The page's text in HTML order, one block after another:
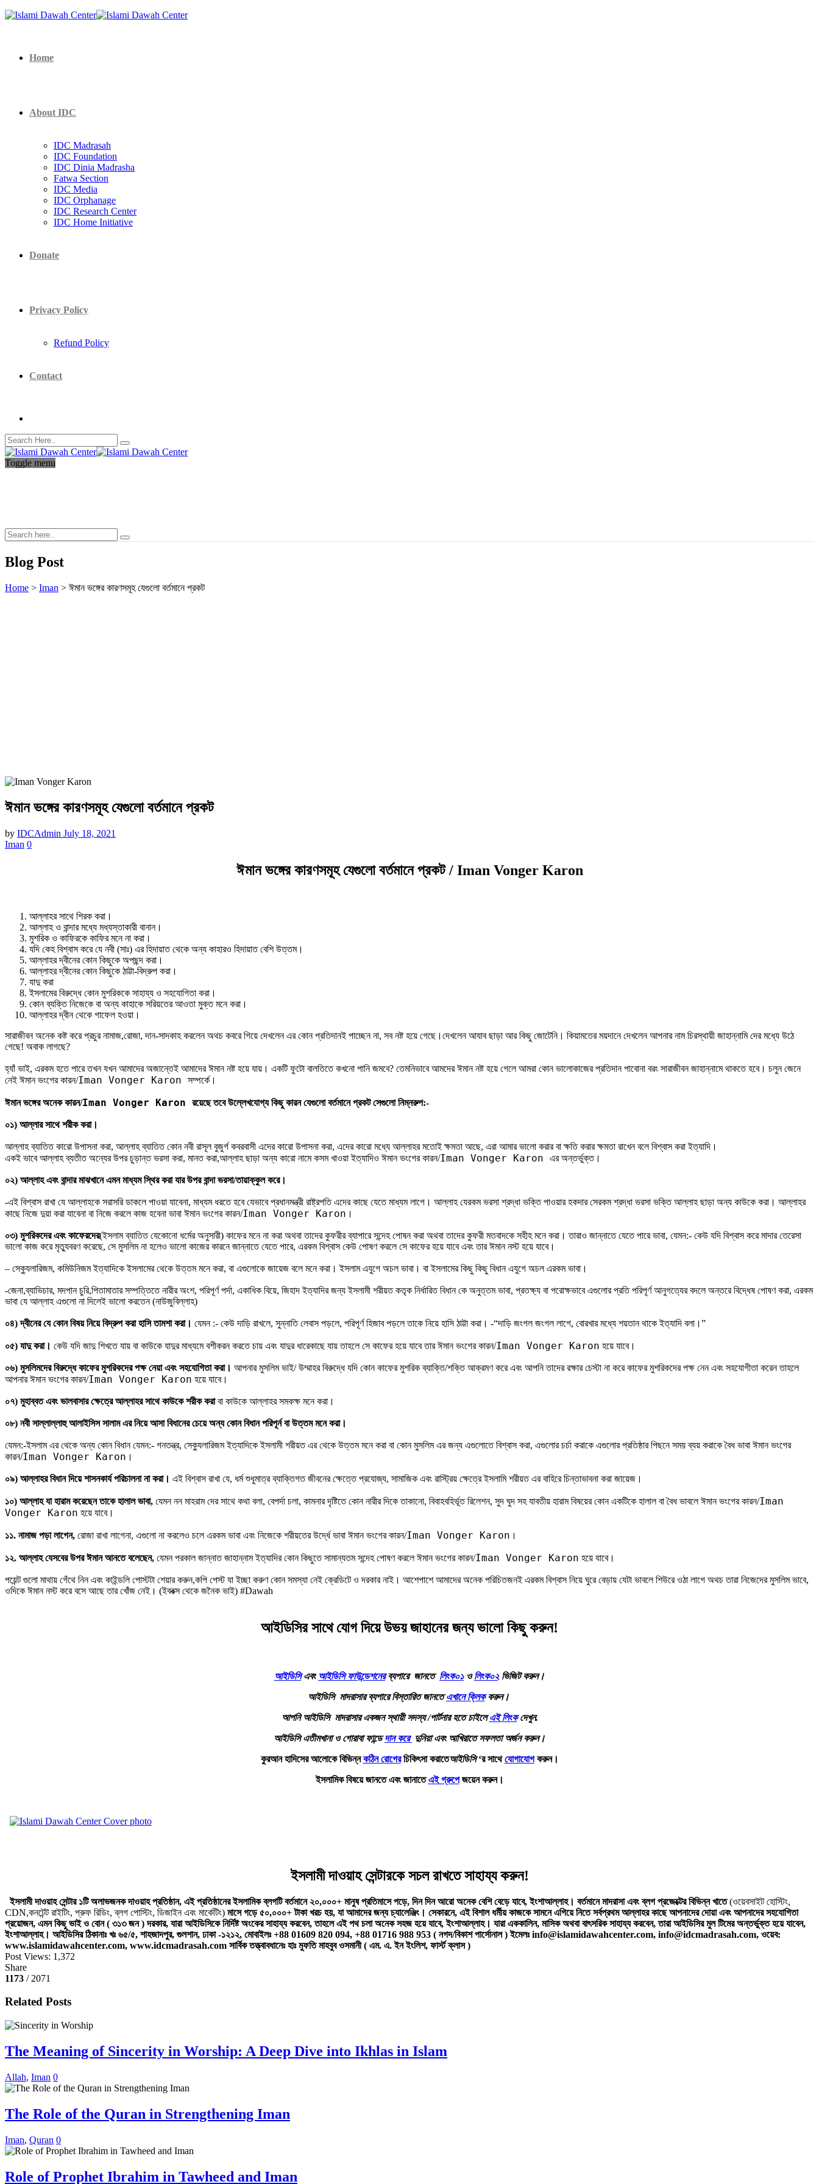
Home
About IDC
IDC Madrasah
IDC Foundation
IDC Dinia Madrasha
Fatwa Section
IDC Media
IDC Orphanage
IDC Research Center
IDC Home Initiative
Donate
Privacy Policy
Refund Policy
Contact
Toggle menu
Blog Post
Home > Iman > ঈমান ভঙ্গের কারণসমূহ যেগুলো বর্তমানে প্রকট
ঈমান ভঙ্গের কারণসমূহ যেগুলো বর্তমানে প্রকট
by IDCAdmin July 18, 2021
Iman 0
ঈমান ভঙ্গের কারণসমূহ যেগুলো বর্তমানে প্রকট / Iman Vonger Karon
আল্লাহর সাথে শিরক করা।
আল্লাহ ও বান্দার মধ্যে মধ্যস্তাকারী বানান।
মুশরিক ও কাফিরকে কাফির মনে না করা।
যদি কেহ বিশ্বাস করে যে নবী (সাঃ) এর হিদায়াত থেকে অন্য কাহারও হিদায়াত বেশি উত্তম।
আল্লাহর দ্বীনের কোন কিছুকে অপছন্দ করা।
আল্লাহর দ্বীনের কোন কিছুকে ঠাট্টা-বিদ্রুপ করা।
যাদু করা
ইসলামের বিরুদ্ধে কোন মুশরিককে সাহায্য ও সহযোগিতা করা।
কোন ব্যক্তি নিজেকে বা অন্য কাহাকে সরিয়তের আওতা মুক্ত মনে করা।
আল্লাহর দ্বীন থেকে গাফেল হওয়া।
সারাজীবন অনেক কষ্ট করে প্রচুর নামাজ,রোজা, দান-সাদকাহ করলেন অথচ কবরে গিয়ে দেখলেন এর কোন প্রতিদানই পাচ্ছেন না, সব নষ্ট হয়ে গেছে।দেখলেন আযাব ছাড়া আর কিছু জোটেনি। কিয়ামতের ময়দানে দেখলেন আপনার নাম চিরস্থায়ী জাহান্নামি দের মধ্যে উঠে
গেছে! অবাক লাগছে?
হ্যাঁ ভাই, এরকম হতে পারে তখন যখন আমাদের অজান্তেই আমাদের ঈমান নষ্ট হয়ে যায়। একটি ফুটো বালতিতে কখনো পানি জমবে? তেমনিভাবে আমদের ঈমান নষ্ট হয়ে গেলে আমরা কোন ভালোকাজের প্রতিদান পাবোনা বরং সারাজীবন জাহান্নামে থাকতে হবে। চলুন জেনে
নেই ঈমান ভংগের কারন/Iman Vonger Karon সম্পর্কে।
ঈমান ভঙ্গের অনেক কারন/Iman Vonger Karon রয়েছে তবে উল্লেখযোগ্য কিছু কারন যেগুলো বর্তমানে প্রকট সেগুলো নিম্নরুপ:-
০১) আল্লার সাথে শরীক করা।
আল্লাহ ব্যাতিত কারো উপাসনা করা, আল্লাহ ব্যাতিত কোন নবী রাসূল বুজুর্গ কবরবাসী এদের কারো উপাসনা করা, এদের কারো মধ্যে আল্লাহর মতোই ক্ষমতা আছে, এরা আমার ভালো করার বা ক্ষতি করার ক্ষমতা রাখেন বলে বিশ্বাস করা ইত্যাদি।
একই ভাবে আল্লাহ ব্যতীত অন্যের উপর চুড়ান্ত ভরসা করা, মানত করা,আল্লাহ ছাড়া অন্য কারো নামে কসম খাওয়া ইত্যাদিও ঈমান ভংগের কারন/Iman Vonger Karon এর অন্তর্ভুক্ত।
০২) আল্লাহ এবং বান্দার মাঝখানে এমন মাধ্যম স্থির করা যার উপর বান্দা ভরসা/তায়াক্কুল করে।
-এই বিশ্বাস রাখা যে আল্লাহকে সরাসরি ডাকলে পাওয়া যাবেনা, মাধ্যম ধরতে হবে যেভাবে প্রধানমন্ত্রী রাষ্ট্রপতি এদের কাছে যেতে মাধ্যম লাগে। আল্লাহ যেরকম ভরসা শ্রদ্ধা ভক্তি পাওয়ার হকদার সেরকম শ্রদ্ধা ভরসা ভক্তি আল্লাহ ছাড়া অন্য কাউকে করা। আল্লাহর
কাছে নিজে দুয়া করা যাবেনা বা নিজে করলে কাজ হবেনা ভাবা ঈমান ভংগের কারন/Iman Vonger Karon ।
০৩) মুশরিকদের এবং কাফেরদের(ইসলাম ব্যাতিত যেকোনো ধর্মের অনুসারী) কাফের মনে না করা অথবা তাদের কুফরীর ব্যাপারে সন্দেহ পোষন করা অথবা তাদের কুফরী মতবাদকে সহীহ মনে করা। তারাও জান্নাতে যেতে পারে ভাবা, যেমন:- কেউ যদি বিশ্বাস করে মাদার তেরেসা
ভালো কাজ করে মৃত্যুবরণ করেছে, সে মুসলিম না হলেও ভালো কাজের কারনে জান্নাতে যেতে পারে, এরকম বিশ্বাস কেউ পোষণ করলে সে কাফের হয়ে যাবে এবং তার ঈমান নস্ট হয়ে যাবে।
– সেক্যুলারিজম, কমিউনিজম ইত্যাদিকে ইসলামের থেকে উত্তম মনে করা, বা এগুলোকে জায়েজ বলে মনে করা। ইসলাম এযুগে অচল ভাবা। বা ইসলামের কিছু কিছু বিধান এযুগে অচল এরকম ভাবা।
-জেনা,ব্যাভিচার, মদপান চুরি,পিতামাতার সম্পত্তিতে নারীর অংশ, পরিপূর্ণ পর্দা, একাধিক বিয়ে, জিহাদ ইত্যাদির জন্য ইসলামী শরীয়ত কতৃক নির্ধারিত বিধান কে অনুত্তম ভাবা, প্রতক্ষ্য বা পরোক্ষভাবে এগুলোর প্রতি পরিপূর্ণ আনুগত্যের বদলে অন্তরে বিদ্ধেষ পোষণ করা, এরকম
ভাবা যে আল্লাহ এগুলো না দিলেই ভালো করতেন (নাউজুবিল্লাহ)
০৪) দ্বীনের যে কোন বিষয় নিয়ে বিদ্রুপ করা হাসি তামশা করা। যেমন :- কেউ দাড়ি রাখলে, সুন্নাতি লেবাস পড়লে, পরিপূর্ণ হিজাব পড়লে তাকে নিয়ে হাসি ঠাট্টা করা। -“দাড়ি জংগল জংগল লাগে, বোরখার মধ্যে শয়তান থাকে ইত্যাদি বলা।”
০৫) যাদু করা। কেউ যদি জাদু শিখতে যায় বা কাউকে যাদুর মাধ্যমে বশীকরন করতে চায় এবং যাদুর ধারেকাছে যায় তাহলে সে কাফের হয়ে যাবে তার ঈমান ভংগের কারন/Iman Vonger Karon হয়ে যাবে।
০৬) মুসলিমদের বিরুদ্ধে কাফের মুশরিকদের পক্ষ নেয়া এবং সহযোগিতা করা। আপনার মুসলিম ভাই/ উম্মাহর বিরুদ্ধে যদি কোন কাফের মুশরিক ব্যাক্তি/শক্তি আক্রমণ করে এবং আপনি তাদের রক্ষার চেস্টা না করে কাফের মুশরিকদের পক্ষ নেন এবং সহযোগীতা করেন তাহলে
আপনার ঈমান ভংগের কারন/Iman Vonger Karon হয়ে যাবে।
০৭) মুহাব্বত এবং ভালবাসার ক্ষেত্রে আল্লাহর সাথে কাউকে শরীক করাবা কাউকে আল্লাহর সমকক্ষ মনে করা।
০৮) নবী সাল্লাল্লাহু আলাইসিস সালাম এর নিয়ে আসা বিধানের চেয়ে অন্য কোন বিধান পরিপূর্ন বা উত্তম মনে করা।
যেমন:-ইসলাম এর থেকে অন্য কোন বিধান যেমন:- গনতন্ত্র, সেক্যুলারিজম ইত্যাদিকে ইসলামী শরীয়ত এর থেকে উত্তম মনে করা বা কোন মুসলিম এর জন্য এগুলোতে বিশ্বাস করা, এগুলোর চর্চা করাকে এগুলোর প্রতিষ্ঠার পিছনে সময় ব্যয় করাকে বৈধ ভাবা ঈমান ভংগের
কারন/Iman Vonger Karon ।
০৯) আল্লাহর বিধান দিয়ে শাসনকার্য পরিচালনা না করা। এই বিশ্বাস রাখা যে, ধর্ম শুধুমাত্র ব্যাক্তিগত জীবনের ক্ষেত্তে প্রযোজ্য, সামাজিক এবং রাস্ট্রিয় ক্ষেত্রে ইসলামি শরীয়ত এর বাহিরে চিন্তাভাবনা করা জায়েজ।
১০) আল্লাহ যা হারাম করেছেন তাকে হালাল ভাবা, যেমন নন মাহরাম দের সাথে কথা বলা, বেপর্দা চলা, কামনার দৃষ্টিতে কোন নারীর দিকে তাকানো, বিবাহবহির্ভূত রিলেশন, সুদ ঘুদ সহ যাবতীয় হারাম বিষয়ের কোন একটিকে হালাল বা বৈধ ভাবলে ঈমান ভংগের কারন/Iman
Vonger Karon হয়ে যাবে।
১১. নামাজ পড়া লাগেন, রোজা রাখা লাগেনা, এগুলো না করলেও চলে এরকম ভাবা এবং নিজেকে শরীয়তের উর্দ্ধে ভাবা ঈমান ভংগের কারন/Iman Vonger Karon ।
১২. আল্লাহ যেসবের উপর ঈমান আনতে বলেছেন, যেমন পরকাল জান্নাত জাহান্নাম ইত্যাদির কোন কিছুতে সামান্যতম সন্দেহ পোষণ করলে ঈমান ভংগের কারন/Iman Vonger Karon হয়ে যাবে।
পয়েন্ট গুলো মাথায় গেঁথে নিন এবং কাইন্ডলি পোস্টটা শেয়ার করুন,কপি পেস্ট যা ইচ্ছা করুণ কোন সমস্যা নেই ক্রেডিটে ও দরকার নাই। আশেপাশে আমাদের অনেক পরিচিতজনই এরকম বিশ্বাস নিয়ে ঘুরে বেড়ায় যেটা ভাবলে শিউরে ওঠা লাগে অথচ তারা নিজেদের মুসলিম ভাবে,
ওদিকে ঈমান নস্ট করে বসে আছে তার খোঁজ নেই। (ইববক্স থেকে জনৈক ভাই) #Dawah
আইডিসির সাথে যোগ দিয়ে উভয় জাহানের জন্য ভালো কিছু করুন!
আইডিসিএবং আইডিসি ফাউন্ডেশনেরব্যপারে জানতে লিংক০১ওলিংক০২ভিজিট করুন।
আইডিসি মাদরাসার ব্যপারে বিস্তারিত জানতেএখানে ক্লিককরুন।
আপনি আইডিসি মাদরাসার একজন স্থায়ী সদস্য /পার্টনার হতে চাইলেএই লিংকদেখুন.
আইডিসি এতীমখানা ও গোরাবা ফান্ডেদান করে দুনিয়া এবং আখিরাতে সফলতা অর্জন করুন।
কুরআন হাদিসের আলোকে বিভিন্নকঠিন রোগেরচিকিৎসা করাতেআইডিসি‘র সাথেযোগাযোগকরুন।
ইসলামিক বিষয়ে জানতে এবং জানাতেএই গ্রুপেজয়েন করুন।
ইসলামী দাওয়াহ সেন্টারকে সচল রাখতে সাহায্য করুন!
ইসলামী দাওয়াহ সেন্টার ১টি অলাভজনক দাওয়াহ প্রতিষ্ঠান, এই প্রতিষ্ঠানের ইসলামিক ব্লগটি বর্তমানে ২০,০০০+ মানুষ প্রতিমাসে পড়ে, দিন দিন আরো অনেক বেশি বেড়ে যাবে, ইংশাআল্লাহ। বর্তমানে মাদরাসা এবং ব্লগ প্রজেক্টের বিভিন্ন খাতে(ওয়েবসাইট হোস্টিং,
CDN,কনটেন্ট রাইটিং, প্রুফ রিডিং, ব্লগ পোস্টিং, ডিজাইন এবং মার্কেটিং) মাসে গড়ে ৫০,০০০+ টাকা খরচ হয়, যা আমাদের জন্য চ্যালেঞ্জিং। সেকারনে, এই বিশাল ধর্মীয় কাজকে সামনে এগিয়ে নিতে সর্বপ্রথম আল্লাহর কাছে আপনাদের দোয়া এবং আপনাদের সহযোগিতা
প্রয়োজন, এমন কিছু ভাই ও বোন ( ৩১৩ জন ) দরকার, যারা আইডিসিকে নির্দিষ্ট অংকের সাহায্য করবেন, তাহলে এই পথ চলা অনেক সহজ হয়ে যাবে, ইংশাআল্লাহ। যারা এককালিন, মাসিক অথবা বাৎসরিক সাহায্য করবেন, তারা আইডিসির মুল টিমের অন্তর্ভুক্ত হয়ে যাবেন,
ইংশাআল্লাহ। আইডিসির ঠিকানাঃ খঃ ৬৫/৫, শাহজাদপুর, গুলশান, ঢাকা -১২১২, মোবাইলঃ +88 01609 820 094, +88 01716 988 953 ( নগদ/বিকাশ পার্সোনাল ) ইমেলঃ info@islamidawahcenter.com, info@idcmadrasah.com, ওয়েব:
www.islamidawahcenter.com, www.idcmadrasah.com সার্বিক তত্ত্বাবধানেঃ হাঃ মুফতি মাহবুব ওসমানী ( এম. এ. ইন ইংলিশ, ফার্স্ট ক্লাস )
Post Views: 1,372
Share
1173 / 2071
Related Posts
The Meaning of Sincerity in Worship: A Deep Dive into Ikhlas in Islam
Allah, Iman 0
The Role of the Quran in Strengthening Iman
Iman, Quran 0
Role of Prophet Ibrahim in Tawheed and Iman